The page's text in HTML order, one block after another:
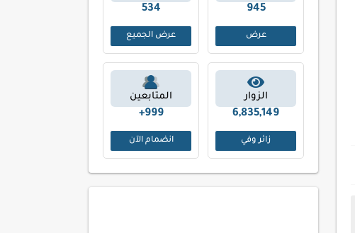
1039
عرض
605
عرض الجميع
الزوار
6,835,149
زائر وفي
المتابعين
999+
انضمام الآن